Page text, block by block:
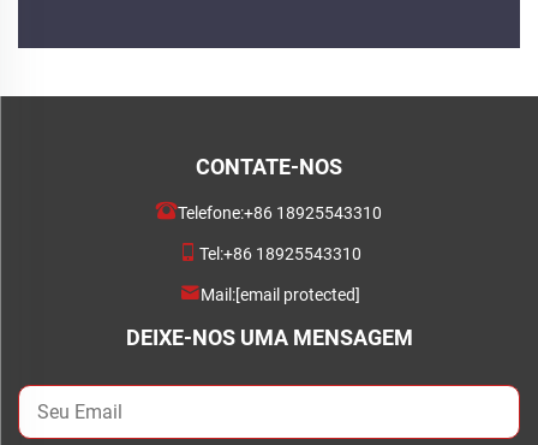
CONTATE-NOS
Telefone:+86 18925543310
Tel:+86 18925543310
Mail:[email protected]
DEIXE-NOS UMA MENSAGEM